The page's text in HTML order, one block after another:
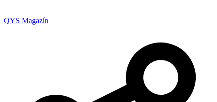
QYS Magazín